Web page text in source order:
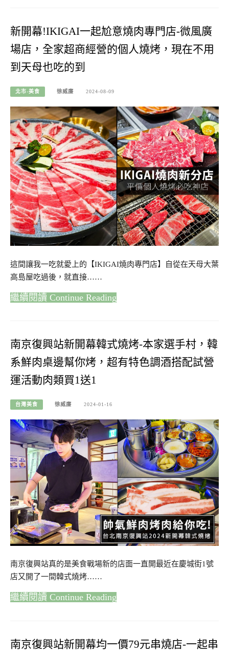
新開幕!IKIGAI一起尬意燒肉專門店-微風廣
場店，全家超商經營的個人燒烤，現在不用
到天母也吃的到
北市-美食 徐威廉 2024-08-09
這間讓我一吃就愛上的【IKIGAI燒肉專門店】自從在天母大葉
高島屋吃過後，就直接……
Continue Reading
南京復興站新開幕韓式燒烤-本家選手村，韓
系鮮肉桌邊幫你烤，超有特色調酒搭配試營
運活動肉類買1送1
台灣美食 徐威廉 2024-01-16
南京復興站真的是美食戰場新的店面一直開最近在慶城街1號
店又開了一間韓式燒烤……
Continue Reading
南京復興站新開幕均一價79元串燒店-一起串